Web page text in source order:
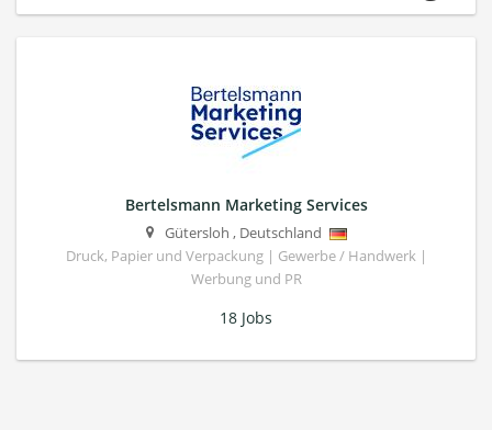
Bertelsmann Marketing Services
Gütersloh , Deutschland
Druck, Papier und Verpackung | Gewerbe / Handwerk |
Werbung und PR
18 Jobs